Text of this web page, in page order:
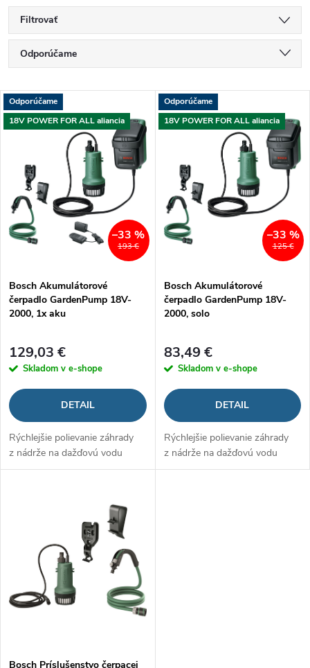
Filtrovať
R
a
d
n
i
p
o
d
u
k
Odporúčame
Najdrahšie
Najpredávanejšie
Abecedne
V
ý
i
s
p
r
o
d
u
k
Odporúčame
18V POWER FOR ALL aliancia
193 €
–33 %
Bosch Akumulátorové
čerpadlo GardenPump 18V-
2000, 1x aku
129,03 €
Skladom v e-shope
DETAIL
Rýchlejšie polievanie záhrady
z nádrže na dažďovú vodu
Odporúčame
18V POWER FOR ALL aliancia
125 €
–33 %
Bosch Akumulátorové
čerpadlo GardenPump 18V-
2000, solo
83,49 €
Skladom v e-shope
DETAIL
Rýchlejšie polievanie záhrady
z nádrže na dažďovú vodu
Bosch Príslušenstvo čerpacej